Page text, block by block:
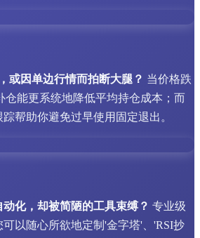
或因单边行情而拍断大腿？ 当价格跌
仓能更系统地降低平均持仓成本；而
帮助你避免过早使用固定退出。
化，却被简陋的工具束缚？ 专业级
以随心所欲地定制'金字塔'、'RSI抄